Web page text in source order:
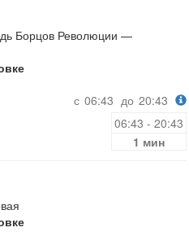
Борцов Революции —
с 06:43 до 20:43
06:43 - 20:43
1 мин